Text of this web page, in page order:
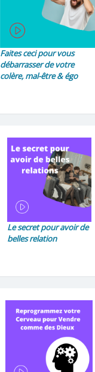
Faites ceci pour vous
débarrasser de votre
colère, mal-être & égo
Le secret pour avoir de
belles relation